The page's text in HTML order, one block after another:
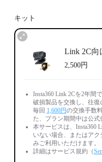
キット
Link 2C向
2,500円
Insta360 Link 2Cを2年間
破損製品を交換し、往復
毎回 1,600円の交換手数
た、プラン期間中は公式
本サービスは、Insta360
いない場合、またはアク
みご利用いただけます。
詳細はサービス規約（